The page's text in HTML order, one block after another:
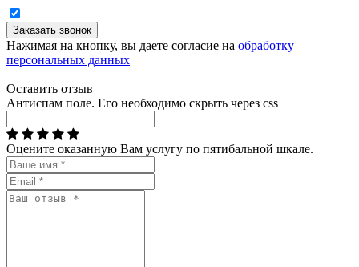
Нажимая на кнопку, вы даете согласие на обработку
персональных данных
Оставить отзыв
Антиспам поле. Его необходимо скрыть через css
Оцените оказанную Вам услугу по пятибальной шкале.